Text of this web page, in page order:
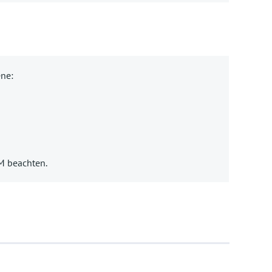
beachten.